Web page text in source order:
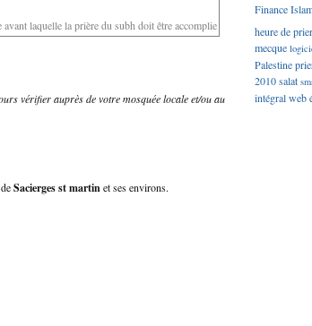
laquelle la prière du subh doit être accomplie
vérifier auprès de votre mosquée locale et/ou au
Sacierges st martinet ses environs.
Finance
heure de
mecque
Palestine
2010salat
intégralweb